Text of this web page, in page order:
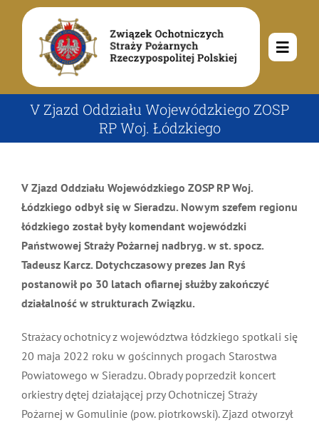
Przejdź
zawartości
Toggle
O nas
Rodowód
Władze
Dokumenty
Symbole
Kalendarz wydarzeń
Ogłoszenia
Działalność
Dzieci i młodzież
MDP i DDP
Kultura
Orkiestry
Kontakt
System OSP
V Zjazd Oddziału Wojewódzkiego ZOSP
RP Woj. Łódzkiego
V Zjazd Oddziału Wojewódzkiego ZOSP RP Woj.
Łódzkiego odbył się w Sieradzu. Nowym szefem regionu
łódzkiego został były komendant wojewódzki
Państwowej Straży Pożarnej nadbryg. w st. spocz.
Tadeusz Karcz. Dotychczasowy prezes Jan Ryś
postanowił po 30 latach ofiarnej służby zakończyć
działalność w strukturach Związku.
Strażacy ochotnicy z województwa łódzkiego spotkali się
20 maja 2022 roku w gościnnych progach Starostwa
Powiatowego w Sieradzu. Obrady poprzedził koncert
orkiestry dętej działającej przy Ochotniczej Straży
Pożarnej w Gomulinie (pow. piotrkowski). Zjazd otworzył